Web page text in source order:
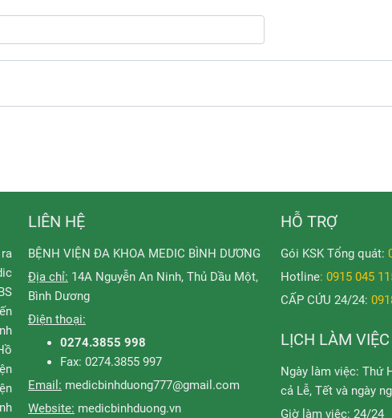
LIÊN HỆ
BỆNH VIỆN ĐA KHOA MEDIC BÌNH DƯƠNG
Địa chỉ: 14A Nguyễn An Ninh, Thủ Dầu Một,
Bình Dương
Điện thoại:
0274.3855 998
Fax: 0274.3855 997
Email: medicbinhduong777@gmail.com
Website: medicbinhduong.vn
HỖ TRỢ
Gói KSK Tổng quát:
Hotline: 0915 045
CẤP CỨU 24/24:
LỊCH LÀM VIỆC
Ngày làm việc: Thứ
cả Lễ, Tết và ngày
Giờ làm việc: 24/24